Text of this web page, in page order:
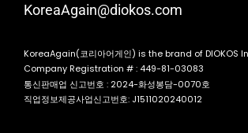
KoreaAgain@diokos.com
KoreaAgain(코리아어게인) is the brand of DIOKOS
Company Registration # : 449-81-03083
통신판매업 신고번호 : 2024-화성봉담-0070호
직업정보제공사업신고번호: J1511020240012